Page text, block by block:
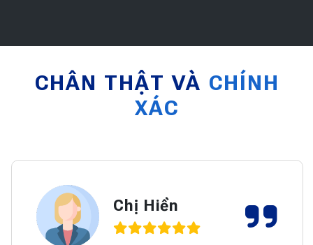
CHÂN THẬT VÀ CHÍNH
XÁC
Chị Hiền